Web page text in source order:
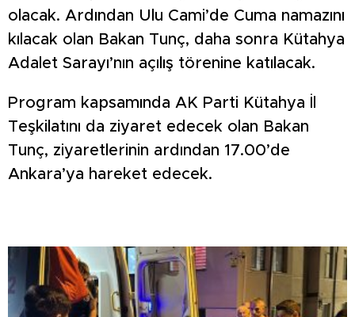
olacak. Ardından Ulu Cami’de Cuma namazını
kılacak olan Bakan Tunç, daha sonra Kütahya
Adalet Sarayı’nın açılış törenine katılacak.
Program kapsamında AK Parti Kütahya İl
Teşkilatını da ziyaret edecek olan Bakan
Tunç, ziyaretlerinin ardından 17.00’de
Ankara’ya hareket edecek.